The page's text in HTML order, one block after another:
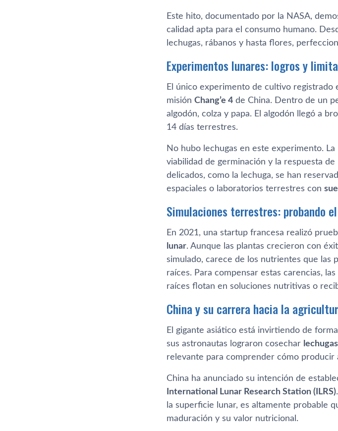
Este hito, documentado por la NASA,
calidad apta para el consumo humano.
lechugas, rábanos y hasta flores,
Experimentos lunares: logros y
El único experimento de cultivo registrado
misión Chang’e 4 de China. Dentro de un
algodón, colza y papa. El algodón llegó a
14 días terrestres.
No hubo lechugas en este experimento.
viabilidad de germinación y la respuesta
delicados, como la lechuga, se han
espaciales o laboratorios terrestres con
Simulaciones terrestres: probando
En 2021, una startup francesa realizó
lunar. Aunque las plantas crecieron con
simulado, carece de los nutrientes que las
raíces. Para compensar estas carencias,
raíces flotan en soluciones nutritivas o
China y su carrera hacia la
El gigante asiático está invirtiendo de
sus astronautas lograron cosechar
relevante para comprender cómo
China ha anunciado su intención de
International Lunar Research Station (ILRS)
la superficie lunar, es altamente probable
maduración y su valor nutricional.